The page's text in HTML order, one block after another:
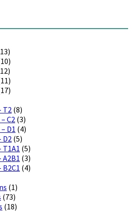
T2 (8)
C2 (3)
D1 (4)
D2 (5)
T1A1 (5)
A2B1 (3)
B2C1 (4)
(1)
(73)
(18)